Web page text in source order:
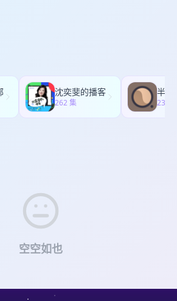
，相当于一台艾灸盒的功能了，都知道
，明火艾灸相比无烟艾灸渗透力更强，
放的特殊短波红外线，渗透皮肤，温经
激，艾灸的好处就不用多说了，不仅如
助揉腹效果，又能驱寒暖身，排出湿
重热敷舒缓调理 这款艾灸发热、砭石按
模式、温度一目了然，2500mAh超长续
上班、出差都能用；
1996年，美国加州，一起看似普通的入室
警方越来越困惑。报警电话来自屋内，
外，却坐着一位自称住在这里的年轻女
姓名，同样的血缘。 如果世界上真的有
殺人事件 Reddit案件讨论 [日本連環殺
r/UnresolvedMysteries/
Dit 网站报道
knight999/saga.htm
名：Evolving Sound Michael
到千禧年过后，一位自学成才的民间画
执着了24年的退休警长，和一份迟到了
报告，才终于拼凑出她真正的名字。然
真实身份被揭开时，背后那个冰冷、麻
相更让人心寒…… 是谁剥夺了她年轻的生
她一起在公路餐厅用餐的神秘卷发男人
tammy-jo-
wikipedia网站
站报道
county-new-york-florida-teen-body-
沈奕斐的播客
262 集 230
空空如也